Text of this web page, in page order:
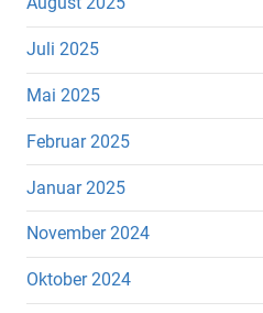
Juli 2025
Mai 2025
Februar 2025
Januar 2025
November 2024
Oktober 2024